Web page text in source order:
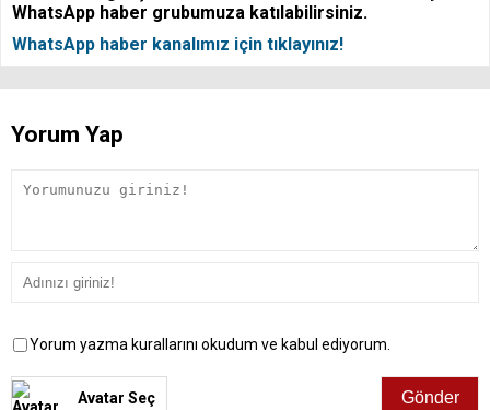
WhatsApp haber grubumuza katılabilirsiniz.
WhatsApp haber kanalımız için tıklayınız!
Yorum Yap
Yorum yazma kurallarını okudum ve kabul ediyorum.
Avatar Seç